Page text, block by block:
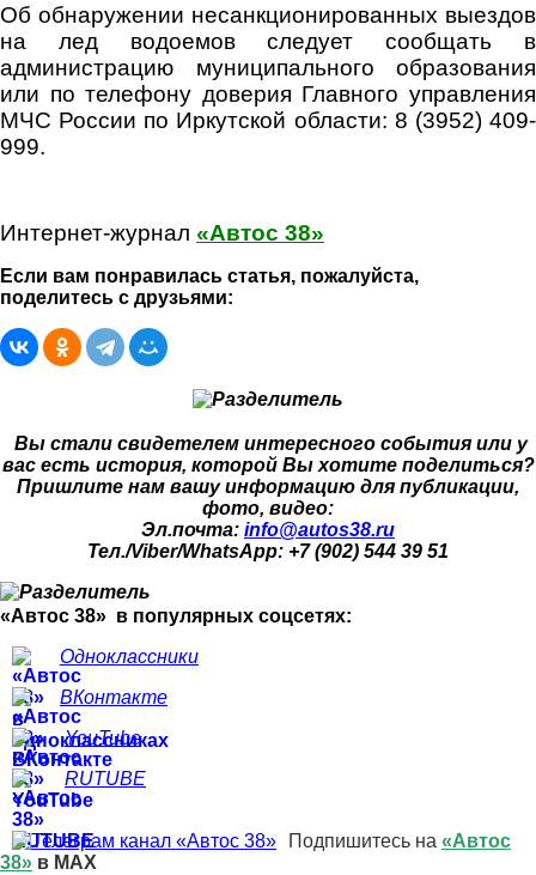
Об обнаружении несанкционированных выездов
на лед водоемов следует сообщать в
администрацию муниципального образования
или по телефону доверия Главного управления
МЧС России по Иркутской области: 8 (3952) 409-
999.
Интернет-журнал «Автос 38»
Если вам понравилась статья, пожалуйста,
поделитесь с друзьями:
Вы стали свидетелем интересного события или у
вас есть история, которой Вы хотите поделиться?
Пришлите нам вашу информацию для публикации,
фото, видео:
Эл.почта: info@autos38.ru
Тел./Viber/WhatsApp: +7 (902) 544 39 51
«Автос 38» в популярных соцсетях:
Одноклассники
ВКонтакте
YouTube
RUTUBE
Подпишитесь на «Автос
38» в MAX